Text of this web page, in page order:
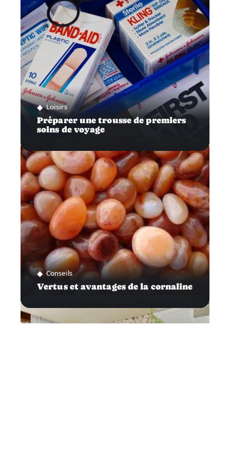
Loisirs
Préparer une trousse de premiers
soins de voyage
Conseils
Vertus et avantages de la cornaline